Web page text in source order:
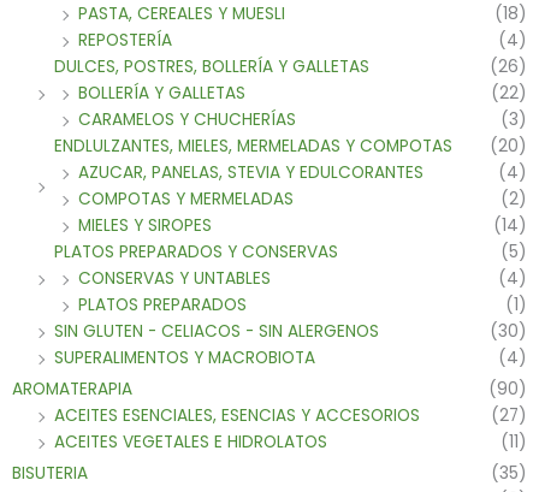
PASTA, CEREALES Y MUESLI
(18)
REPOSTERÍA
(4)
DULCES, POSTRES, BOLLERÍA Y GALLETAS
(26)
BOLLERÍA Y GALLETAS
(22)
CARAMELOS Y CHUCHERÍAS
(3)
ENDLULZANTES, MIELES, MERMELADAS Y COMPOTAS
(20)
AZUCAR, PANELAS, STEVIA Y EDULCORANTES
(4)
COMPOTAS Y MERMELADAS
(2)
MIELES Y SIROPES
(14)
PLATOS PREPARADOS Y CONSERVAS
(5)
CONSERVAS Y UNTABLES
(4)
PLATOS PREPARADOS
(1)
SIN GLUTEN - CELIACOS - SIN ALERGENOS
(30)
SUPERALIMENTOS Y MACROBIOTA
(4)
AROMATERAPIA
(90)
ACEITES ESENCIALES, ESENCIAS Y ACCESORIOS
(27)
ACEITES VEGETALES E HIDROLATOS
(11)
BISUTERIA
(35)